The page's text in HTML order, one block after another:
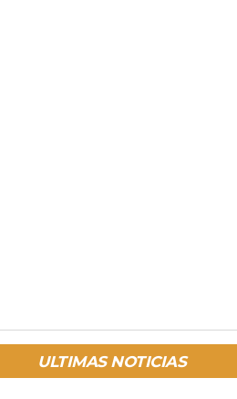
ULTIMAS NOTICIAS